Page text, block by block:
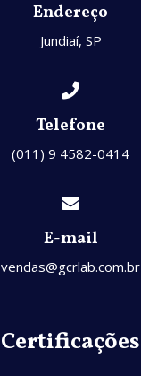
Endereço
Jundiaí, SP
Telefone
(011) 9 4582-0414
E-mail
vendas@gcrlab.com.br
Certificações